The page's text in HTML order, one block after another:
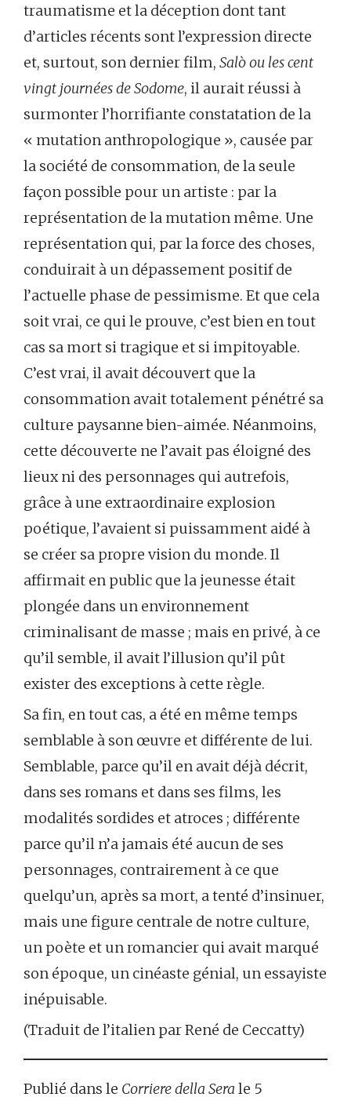
traumatisme et la déception dont tant
d’articles récents sont l’expression directe
et, surtout, son dernier film, Salò ou les cent
vingt journées de Sodome, il aurait réussi à
surmonter l’horrifiante constatation de la
« mutation anthropologique », causée par
la société de consommation, de la seule
façon possible pour un artiste : par la
représentation de la mutation même. Une
représentation qui, par la force des choses,
conduirait à un dépassement positif de
l’actuelle phase de pessimisme. Et que cela
soit vrai, ce qui le prouve, c’est bien en tout
cas sa mort si tragique et si impitoyable.
C’est vrai, il avait découvert que la
consommation avait totalement pénétré sa
culture paysanne bien-aimée. Néanmoins,
cette découverte ne l’avait pas éloigné des
lieux ni des personnages qui autrefois,
grâce à une extraordinaire explosion
poétique, l’avaient si puissamment aidé à
se créer sa propre vision du monde. Il
affirmait en public que la jeunesse était
plongée dans un environnement
criminalisant de masse ; mais en privé, à ce
qu’il semble, il avait l’illusion qu’il pût
exister des exceptions à cette règle.
Sa fin, en tout cas, a été en même temps
semblable à son œuvre et différente de lui.
Semblable, parce qu’il en avait déjà décrit,
dans ses romans et dans ses films, les
modalités sordides et atroces ; différente
parce qu’il n’a jamais été aucun de ses
personnages, contrairement à ce que
quelqu’un, après sa mort, a tenté d’insinuer,
mais une figure centrale de notre culture,
un poète et un romancier qui avait marqué
son époque, un cinéaste génial, un essayiste
inépuisable.
(Traduit de l’italien par René de Ceccatty)
Publié dans le Corriere della Sera le 5